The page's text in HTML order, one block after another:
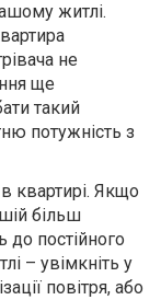
житлі.
не
ще
такий
потужність з
квартирі. Якщо
більш
до постійного
– увімкніть у
повітря, або